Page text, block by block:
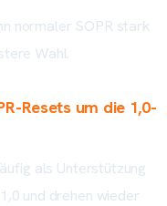
normaler SOPR stark
Wahl.
Resets um die 1,0-
als Unterstützung
und drehen wieder